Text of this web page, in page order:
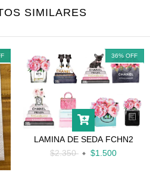
SIMILARES
36% OFF
LAMINA DE SEDA FCHN2
$2.350
$1.500